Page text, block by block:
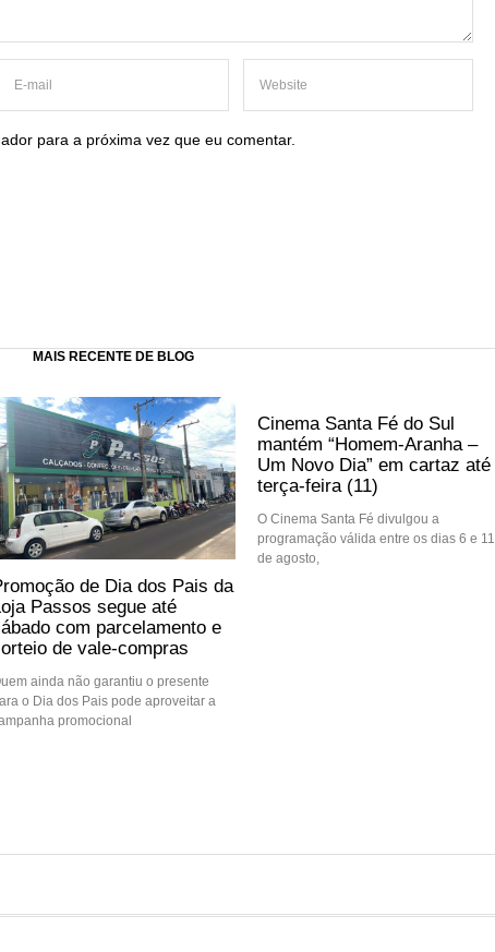
para a próxima vez que eu comentar.
MAIS RECENTE DE BLOG
de Dia dos Pais da
Passos segue até
com parcelamento e
de vale-compras
ainda não garantiu o presente
o Dia dos Pais pode aproveitar a
promocional
Cinema Santa Fé do Sul
mantém “Homem-Aranha –
Um Novo Dia” em cartaz até
terça-feira (11)
O Cinema Santa Fé divulgou a
programação válida entre os dias 6 e 11
de agosto,